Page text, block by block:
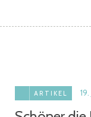
ARTIKEL